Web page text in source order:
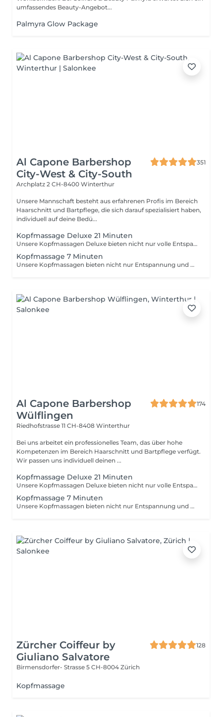
umfassendes Beauty-Angebot...
Palmyra Glow Package
Al Capone Barbershop
City-West & City-South
351
Archplatz 2 CH-8400 Winterthur
Unsere Mannschaft besteht aus erfahrenen Profis im Bereich
Haarschnitt und Bartpflege, die sich darauf spezialisiert haben,
individuell auf deine Bedü...
Kopfmassage Deluxe 21 Minuten
Unsere Kopfmassagen Deluxe bieten nicht nur volle Entspannung und Genuss, sondern auch eine ganze Reihe von gesundheitlichen Vorteilen. Durch die Massage werden Verspannungen und Verkrampfungen in deinem Nacken und Kopf gelöst. Dies kann dazu beitragen, Spannungskopfschmerzen und Migräne zu reduzieren oder sogar ganz zu vermeiden. Die Massage fördert auch die Durchblutung der Kopfhaut und verbessert somit die Versorgung der Haarfollikel mit Nährstoffen und Sauerstoff. Dies kann zu gesünderem und kräftigerem Haar führen. Die Kopfmassage kann auch Stress und Angstzustände reduzieren, da sie die Produktion von Endorphinen und Serotonin im Körper stimuliert. Diese Hormone können helfen, die Stimmung zu verbessern und ein Gefühl der Entspannung und Ruhe zu fördern. Unsere erfahrenen Barber verwenden nur die besten Techniken und Öle, um dir ein unvergessliches Erlebnis zu bieten. Wir sind sicher, dass du die Vorteile einer Kopfmassage spüren wirst und dich danach entspannt und erfrischt fühlen wirst. Komm vorbei und erlebe selbst, wie eine Kopfmassage dein Wohlbefinden steigern kann.
Kopfmassage 7 Minuten
Unsere Kopfmassagen bieten nicht nur Entspannung und Genuss, sondern auch eine ganze Reihe von gesundheitlichen Vorteilen. Durch die Massage werden Verspannungen und Verkrampfungen in deinem Nacken und Kopf gelöst. Dies kann dazu beitragen, Spannungskopfschmerzen und Migräne zu reduzieren oder sogar ganz zu vermeiden. Die Massage fördert auch die Durchblutung der Kopfhaut und verbessert somit die Versorgung der Haarfollikel mit Nährstoffen und Sauerstoff. Dies kann zu gesünderem und kräftigerem Haar führen. Die Kopfmassage kann auch Stress und Angstzustände reduzieren, da sie die Produktion von Endorphinen und Serotonin im Körper stimuliert. Diese Hormone können helfen, die Stimmung zu verbessern und ein Gefühl der Entspannung und Ruhe zu fördern. Unsere erfahrenen Barber verwenden nur die besten Techniken und Öle, um dir ein unvergessliches Erlebnis zu bieten. Wir sind sicher, dass du die Vorteile einer Kopfmassage spüren wirst und dich danach entspannt und erfrischt fühlen wirst. Komm vorbei und erlebe selbst, wie eine Kopfmassage dein Wohlbefinden steigern kann.
Al Capone Barbershop
Wülflingen
174
Riedhofstrasse 11 CH-8408 Winterthur
Bei uns arbeitet ein professionelles Team, das über hohe
Kompetenzen im Bereich Haarschnitt und Bartpflege verfügt.
Wir passen uns individuell deinen ...
Kopfmassage Deluxe 21 Minuten
Unsere Kopfmassagen Deluxe bieten nicht nur volle Entspannung und Genuss, sondern auch eine ganze Reihe von gesundheitlichen Vorteilen. Durch die Massage werden Verspannungen und Verkrampfungen in deinem Nacken und Kopf gelöst. Dies kann dazu beitragen, Spannungskopfschmerzen und Migräne zu reduzieren oder sogar ganz zu vermeiden. Die Massage fördert auch die Durchblutung der Kopfhaut und verbessert somit die Versorgung der Haarfollikel mit Nährstoffen und Sauerstoff. Dies kann zu gesünderem und kräftigerem Haar führen. Die Kopfmassage kann auch Stress und Angstzustände reduzieren, da sie die Produktion von Endorphinen und Serotonin im Körper stimuliert. Diese Hormone können helfen, die Stimmung zu verbessern und ein Gefühl der Entspannung und Ruhe zu fördern. Unsere erfahrenen Barber verwenden nur die besten Techniken und Öle, um dir ein unvergessliches Erlebnis zu bieten. Wir sind sicher, dass du die Vorteile einer Kopfmassage spüren wirst und dich danach entspannt und erfrischt fühlen wirst. Komm vorbei und erlebe selbst, wie eine Kopfmassage dein Wohlbefinden steigern kann.
Kopfmassage 7 Minuten
Unsere Kopfmassagen bieten nicht nur Entspannung und Genuss, sondern auch eine ganze Reihe von gesundheitlichen Vorteilen. Durch die Massage werden Verspannungen und Verkrampfungen in deinem Nacken und Kopf gelöst. Dies kann dazu beitragen, Spannungskopfschmerzen und Migräne zu reduzieren oder sogar ganz zu vermeiden. Die Massage fördert auch die Durchblutung der Kopfhaut und verbessert somit die Versorgung der Haarfollikel mit Nährstoffen und Sauerstoff. Dies kann zu gesünderem und kräftigerem Haar führen. Die Kopfmassage kann auch Stress und Angstzustände reduzieren, da sie die Produktion von Endorphinen und Serotonin im Körper stimuliert. Diese Hormone können helfen, die Stimmung zu verbessern und ein Gefühl der Entspannung und Ruhe zu fördern. Unsere erfahrenen Barber verwenden nur die besten Techniken und Öle, um dir ein unvergessliches Erlebnis zu bieten. Wir sind sicher, dass du die Vorteile einer Kopfmassage spüren wirst und dich danach entspannt und erfrischt fühlen wirst. Komm vorbei und erlebe selbst, wie eine Kopfmassage dein Wohlbefinden steigern kann.
Zürcher Coiffeur by
Giuliano Salvatore
128
Birmensdorfer- Strasse 5 CH-8004 Zürich
Kopfmassage